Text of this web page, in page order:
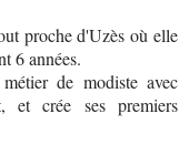
proche d'Uzès où elle
6 années.
de modiste avec
et crée ses premiers